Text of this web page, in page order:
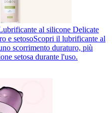
al silicone Delicate
e setosoScopri il lubrificante al
scorrimento duraturo, più
setosa durante l'uso.